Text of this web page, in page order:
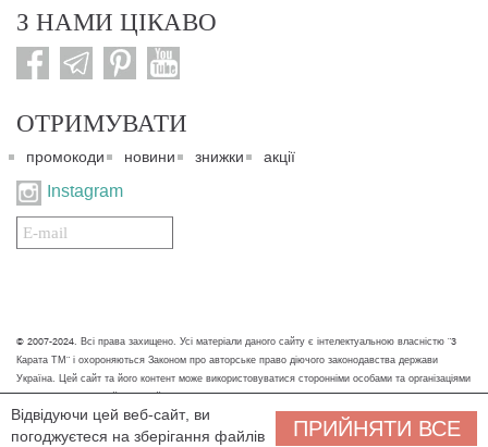
З НАМИ ЦІКАВО
ОТРИМУВАТИ
промокоди новини знижки акції
Instagram
Подписаться
на
© 2007-2024. Всі права захищено. Усі матеріали даного сайту є інтелектуальною власністю "3
Карата ТМ" і охороняються Законом про авторське право діючого законодавства держави
Україна. Цей сайт та його контент може використовуватися сторонніми особами та організаціями
тільки для некомерційних цілей. Будь-яке завантаження, копіювання, друк та інше використання
матеріалів даного сайту для некомерційних цілей повинно супроводжуватись працюючим
посиланням або іншим зазначенням на джерело.
Відвідуючи цей веб-сайт, ви
погоджуєтеся на зберігання файлів
ПРИЙНЯТИ ВСЕ